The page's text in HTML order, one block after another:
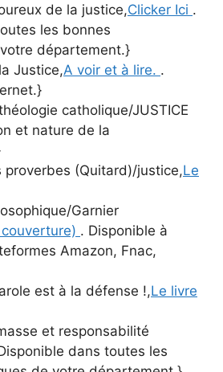
de la justice,Clicker Ici .
les bonnes
département.}
Justice,A voir et à lire. .
catholique/JUSTICE
et nature de la
proverbes (Quitard)/justice,Le
Garnier
. Disponible à
Amazon, Fnac,
est à la défense !,Le livre
et responsabilité
dans toutes les